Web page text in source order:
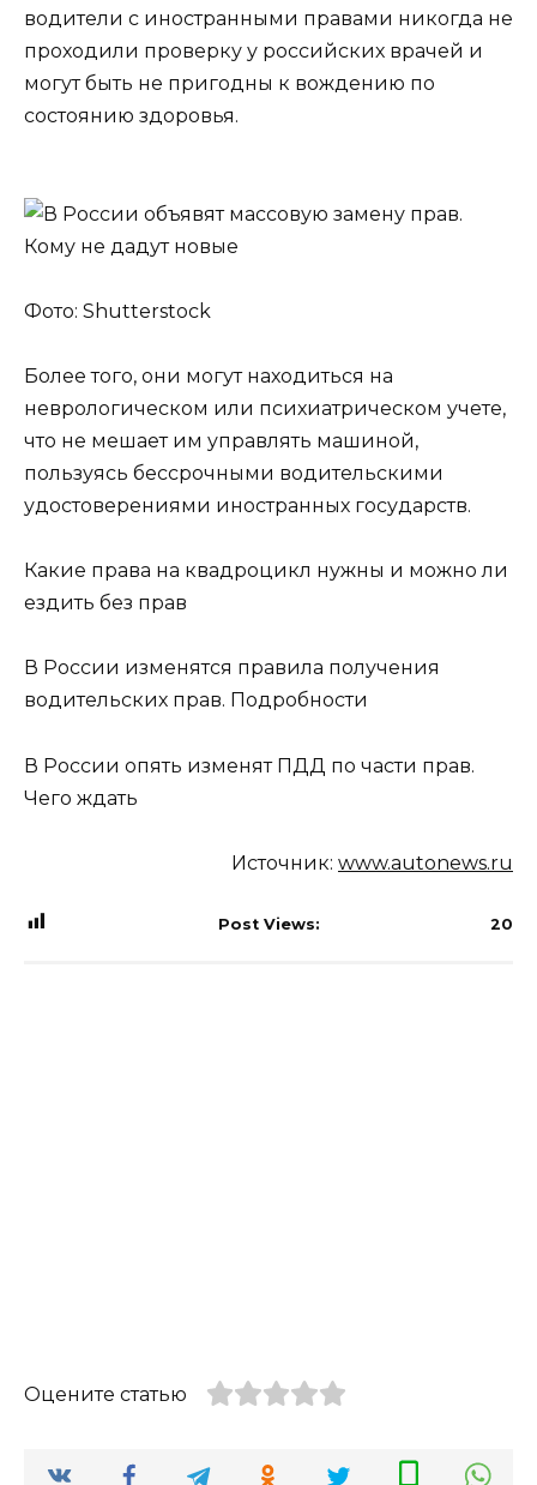
водители с иностранными правами никогда не
проходили проверку у российских врачей и
могут быть не пригодны к вождению по
состоянию здоровья.
Фото: Shutterstock
Более того, они могут находиться на
неврологическом или психиатрическом учете,
что не мешает им управлять машиной,
пользуясь бессрочными водительскими
удостоверениями иностранных государств.
Какие права на квадроцикл нужны и можно ли
ездить без прав
В России изменятся правила получения
водительских прав. Подробности
В России опять изменят ПДД по части прав.
Чего ждать
Источник: www.autonews.ru
Post Views: 20
Оцените статью